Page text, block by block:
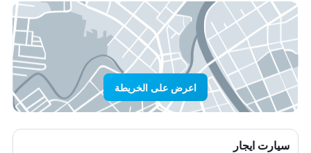
اعرض على الخريطة
سيارت ايجار